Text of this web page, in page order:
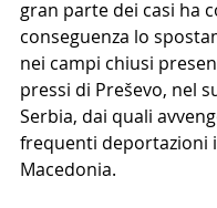
gran parte dei casi ha
conseguenza lo
nei campi chiusi
pressi di Preševo, nel
Serbia, dai quali
frequenti deportazioni
Macedonia.